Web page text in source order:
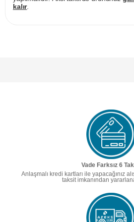
kalır.
Vade Farksız 6
Anlaşmalı kredi kartları ile yapacağınız
taksit imkanından